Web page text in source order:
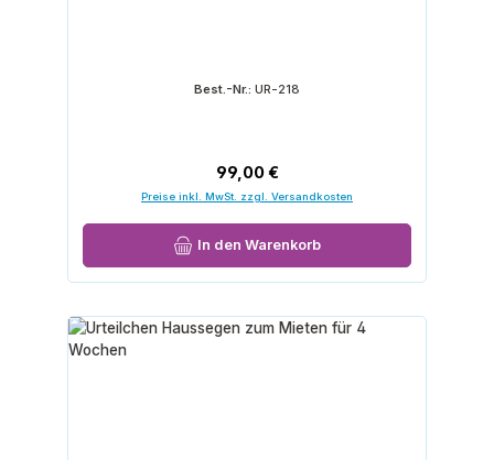
Best.-Nr.: UR-218
Regulärer Preis:
99,00 €
Preise inkl. MwSt. zzgl. Versandkosten
In den Warenkorb